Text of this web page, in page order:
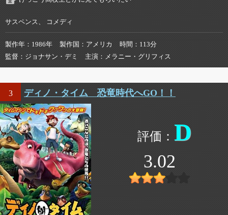
サスペンス、 コメディ
製作年 1986年 製作国 アメリカ 時間
113分
監督
ジョナサン・デミ 主演 メラニー・グリフィス
3 ディノ・タイム 恐竜時代へGO！！
D
3.02